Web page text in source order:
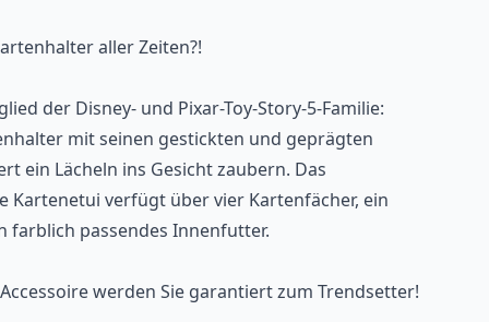
aller Zeiten?!
der Disney- und Pixar-Toy-Story-5-Familie:
mit seinen gestickten und geprägten
ein Lächeln ins Gesicht zaubern. Das
Kartenetui verfügt über vier Kartenfächer, ein
farblich passendes Innenfutter.
werden Sie garantiert zum Trendsetter!